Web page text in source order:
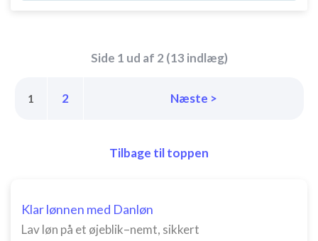
Side 1 ud af 2 (13 indlæg)
1 2 Næste >
Tilbage til toppen
Klar lønnen med Danløn
Lav løn på et øjeblik–nemt, sikkert